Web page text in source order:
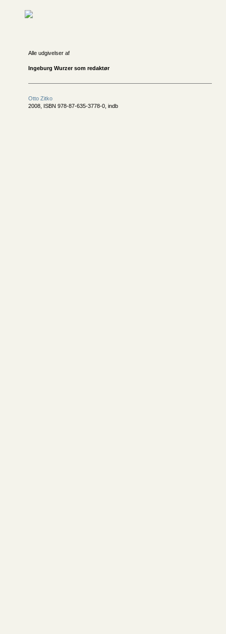
Alle udgivelser af
Ingeburg Wurzer som redaktør
Otto Zitko
2008, ISBN 978-87-635-3778-0, indb